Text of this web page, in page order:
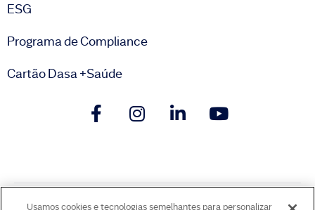
ESG
Programa de Compliance
Cartão Dasa +Saúde
Usamos cookies e tecnologias semelhantes para personalizar